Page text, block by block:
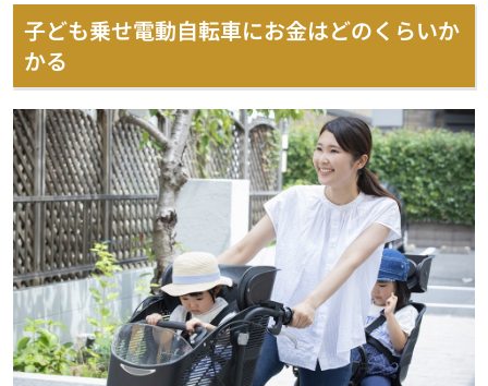
子ども乗せ電動自転車にお金はどのくらいか
かる